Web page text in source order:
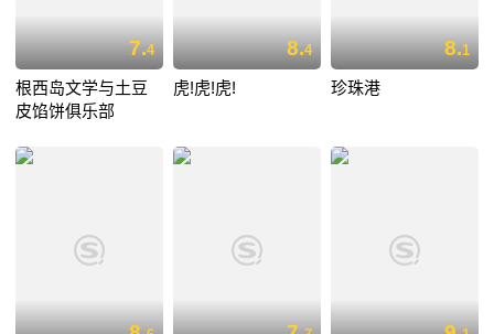
7.4
根西岛文学与土豆
皮馅饼俱乐部
8.4
虎!虎!虎!
8.1
珍珠港